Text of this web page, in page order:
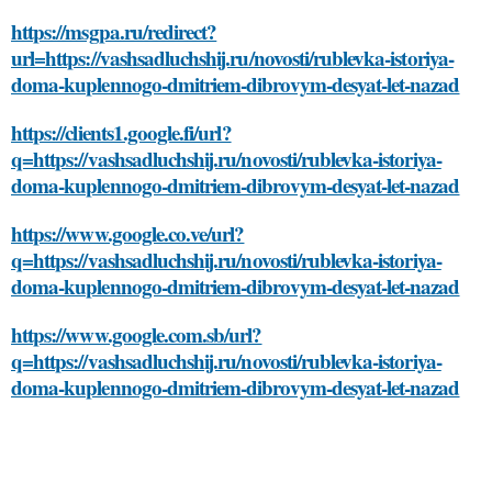
https://msgpa.ru/redirect?
url=https://vashsadluchshij.ru/novosti/rublevka-istoriya-
doma-kuplennogo-dmitriem-dibrovym-desyat-let-nazad
https://clients1.google.fi/url?
q=https://vashsadluchshij.ru/novosti/rublevka-istoriya-
doma-kuplennogo-dmitriem-dibrovym-desyat-let-nazad
https://www.google.co.ve/url?
q=https://vashsadluchshij.ru/novosti/rublevka-istoriya-
doma-kuplennogo-dmitriem-dibrovym-desyat-let-nazad
https://www.google.com.sb/url?
q=https://vashsadluchshij.ru/novosti/rublevka-istoriya-
doma-kuplennogo-dmitriem-dibrovym-desyat-let-nazad